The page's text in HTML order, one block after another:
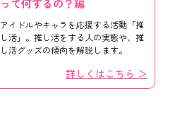
って何するの？編
アイドルやキャラを応援する活動「推
し活」。推し活をする人の実態や、推
し活グッズの傾向を解説します。
詳しくはこちら ＞